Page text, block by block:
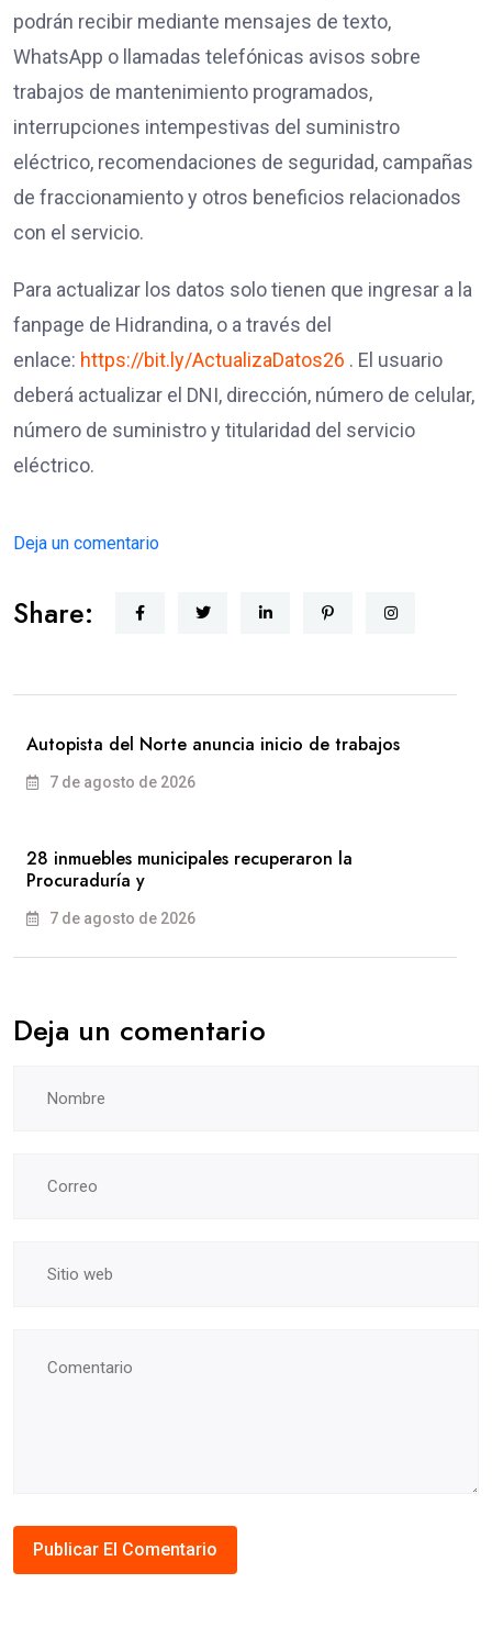
podrán recibir mediante mensajes de texto,
WhatsApp o llamadas telefónicas avisos sobre
trabajos de mantenimiento programados,
interrupciones intempestivas del suministro
eléctrico, recomendaciones de seguridad, campañas
de fraccionamiento y otros beneficios relacionados
con el servicio.
Para actualizar los datos solo tienen que ingresar a la
fanpage de Hidrandina, o a través del
enlace: https://bit.ly/ActualizaDatos26 . El usuario
deberá actualizar el DNI, dirección, número de celular,
número de suministro y titularidad del servicio
eléctrico.
Deja un comentario
Share:
Autopista del Norte anuncia inicio de trabajos
7 de agosto de 2026
28 inmuebles municipales recuperaron la
Procuraduría y
7 de agosto de 2026
Deja un comentario